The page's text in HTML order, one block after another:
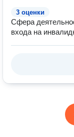
3 оценки
Сфера
входа на